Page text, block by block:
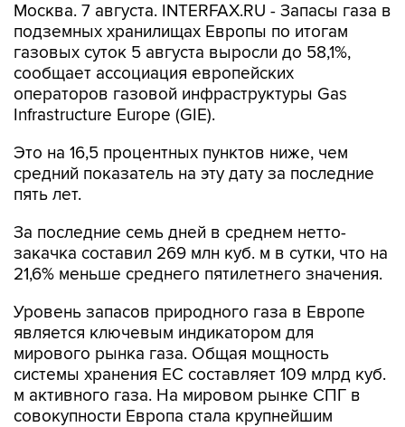
Москва. 7 августа. INTERFAX.RU - Запасы газа в
подземных хранилищах Европы по итогам
газовых суток 5 августа выросли до 58,1%,
сообщает ассоциация европейских
операторов газовой инфраструктуры Gas
Infrastructure Europe (GIE).
Это на 16,5 процентных пунктов ниже, чем
средний показатель на эту дату за последние
пять лет.
За последние семь дней в среднем нетто-
закачка составил 269 млн куб. м в сутки, что на
21,6% меньше среднего пятилетнего значения.
Уровень запасов природного газа в Европе
является ключевым индикатором для
мирового рынка газа. Общая мощность
системы хранения ЕС составляет 109 млрд куб.
м активного газа. На мировом рынке СПГ в
совокупности Европа стала крупнейшим